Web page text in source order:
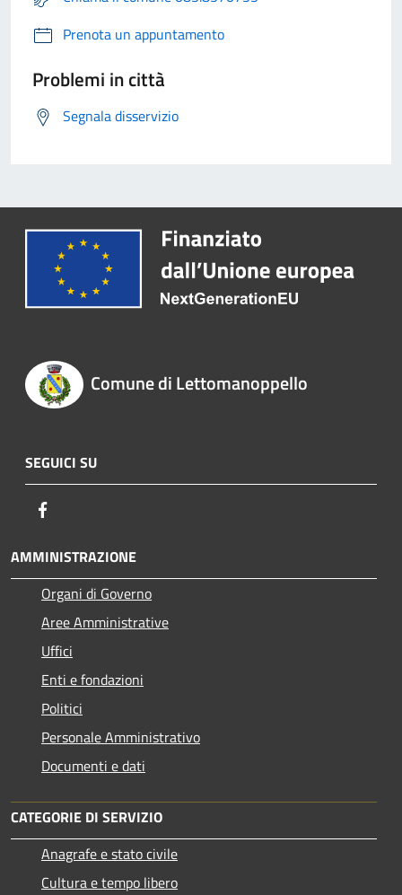
Prenota un appuntamento
Problemi in città
Segnala disservizio
Comune di Lettomanoppello
SEGUICI SU
AMMINISTRAZIONE
Organi di Governo
Aree Amministrative
Uffici
Enti e fondazioni
Politici
Personale Amministrativo
Documenti e dati
CATEGORIE DI SERVIZIO
Anagrafe e stato civile
Cultura e tempo libero